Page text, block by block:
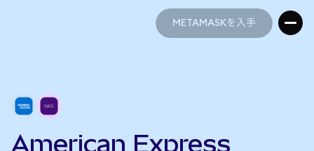
METAMASKを入手
American Express